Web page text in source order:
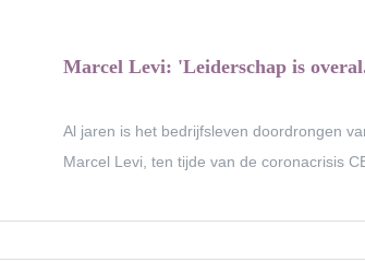
Marcel Levi: 'Leiderschap is
Al jaren is het bedrijfsleven doordrongen
Marcel Levi, ten tijde van de coronacrisis